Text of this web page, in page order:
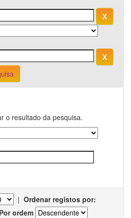
o resultado da pesquisa.
| Ordenar registos por:
Por ordem